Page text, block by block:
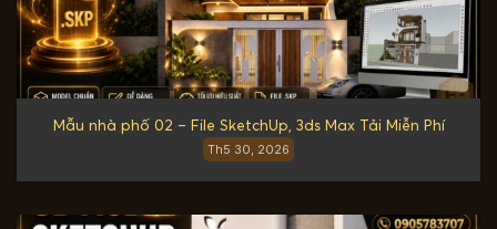
Mẫu nhà phố 02 – File SketchUp, 3ds Max Tải Miễn Phí
Th5 30, 2026